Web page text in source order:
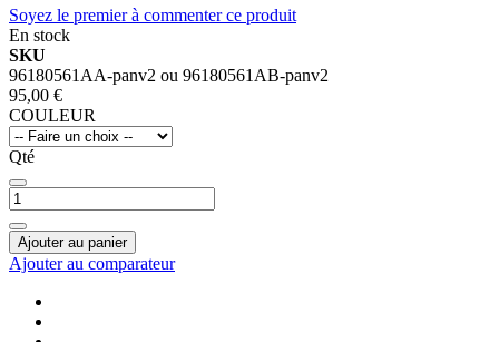
Soyez le premier à commenter ce produit
En stock
SKU
96180561AA-panv2 ou 96180561AB-panv2
95,00 €
COULEUR
Qté
Ajouter au panier
Ajouter au comparateur